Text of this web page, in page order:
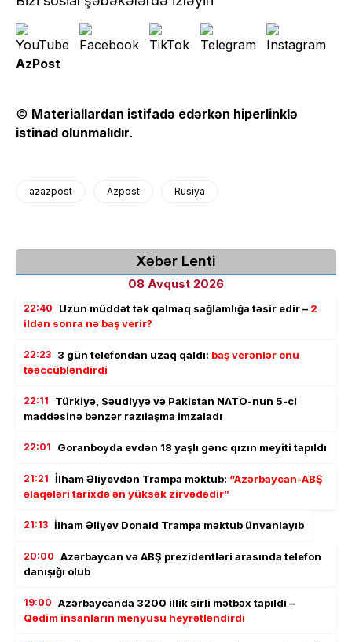
AzPost
© Materiallardan istifadə edərkən hiperlinklə
istinad olunmalıdır.
azazpost Azpost Rusiya
Xəbər Lenti
08 Avqust 2026
22:40 Uzun müddət tək qalmaq sağlamlığa təsir edir – 2
ildən sonra nə baş verir?
22:23 3 gün telefondan uzaq qaldı: baş verənlər onu
təəccübləndirdi
22:11
Türkiyə, Səudiyyə və Pakistan NATO-nun 5-ci
maddəsinə bənzər razılaşma imzaladı
22:01 Goranboyda evdən 18 yaşlı gənc qızın meyiti tapıldı
21:21 İlham Əliyevdən Trampa məktub: “Azərbaycan-ABŞ
əlaqələri tarixdə ən yüksək zirvədədir”
21:13 İlham Əliyev Donald Trampa məktub ünvanlayıb
20:00 Azərbaycan və ABŞ prezidentləri arasında telefon
danışığı olub
19:00 Azərbaycanda 3200 illik sirli mətbəx tapıldı –
Qədim insanların menyusu heyrətləndirdi